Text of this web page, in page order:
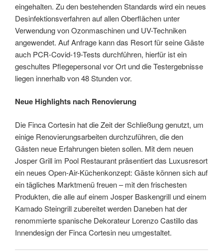
eingehalten. Zu den bestehenden Standards wird ein neues
Desinfektionsverfahren auf allen Oberflächen unter
Verwendung von Ozonmaschinen und UV-Techniken
angewendet. Auf Anfrage kann das Resort für seine Gäste
auch PCR-Covid-19-Tests durchführen, hierfür ist ein
geschultes Pflegepersonal vor Ort und die Testergebnisse
liegen innerhalb von 48 Stunden vor.
Neue Highlights nach Renovierung
Die Finca Cortesin hat die Zeit der Schließung genutzt, um
einige Renovierungsarbeiten durchzuführen, die den
Gästen neue Erfahrungen bieten sollen. Mit dem neuen
Josper Grill im Pool Restaurant präsentiert das Luxusresort
ein neues Open-Air-Küchenkonzept: Gäste können sich auf
ein tägliches Marktmenü freuen – mit den frischesten
Produkten, die alle auf einem Josper Baskengrill und einem
Kamado Steingrill zubereitet werden Daneben hat der
renommierte spanische Dekorateur Lorenzo Castillo das
Innendesign der Finca Cortesin neu umgestaltet.